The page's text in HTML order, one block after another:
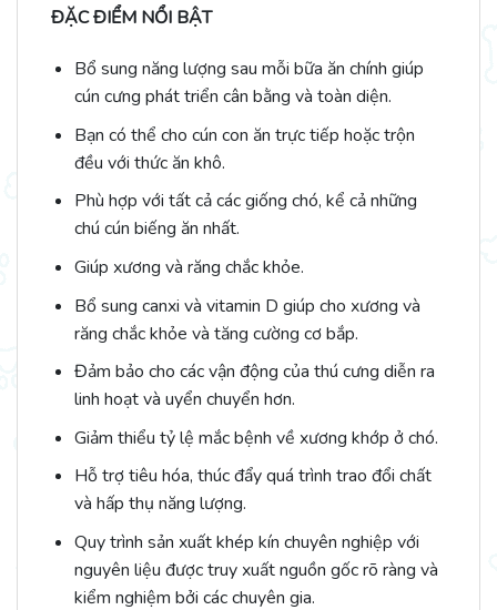
ĐẶC ĐIỂM NỔI BẬT
Bổ sung năng lượng sau mỗi bữa ăn chính giúp
cún cưng phát triển cân bằng và toàn diện.
Bạn có thể cho cún con ăn trực tiếp hoặc trộn
đều với thức ăn khô.
Phù hợp với tất cả các giống chó, kể cả những
chú cún biếng ăn nhất.
Giúp xương và răng chắc khỏe.
Bổ sung canxi và vitamin D giúp cho xương và
răng chắc khỏe và tăng cường cơ bắp.
Đảm bảo cho các vận động của thú cưng diễn ra
linh hoạt và uyển chuyển hơn.
Giảm thiểu tỷ lệ mắc bệnh về xương khớp ở chó.
Hỗ trợ tiêu hóa, thúc đẩy quá trình trao đổi chất
và hấp thụ năng lượng.
Quy trình sản xuất khép kín chuyên nghiệp với
nguyên liệu được truy xuất nguồn gốc rõ ràng và
kiểm nghiệm bởi các chuyên gia.